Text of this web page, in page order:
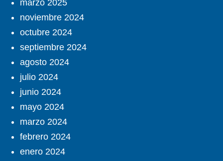
marzo 2025
noviembre 2024
octubre 2024
septiembre 2024
agosto 2024
julio 2024
junio 2024
mayo 2024
marzo 2024
febrero 2024
enero 2024